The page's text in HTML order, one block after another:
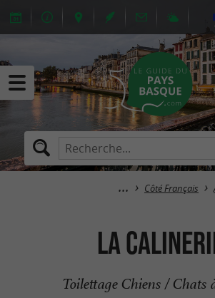
Côté Français
La
Toilettage Chiens / Chats